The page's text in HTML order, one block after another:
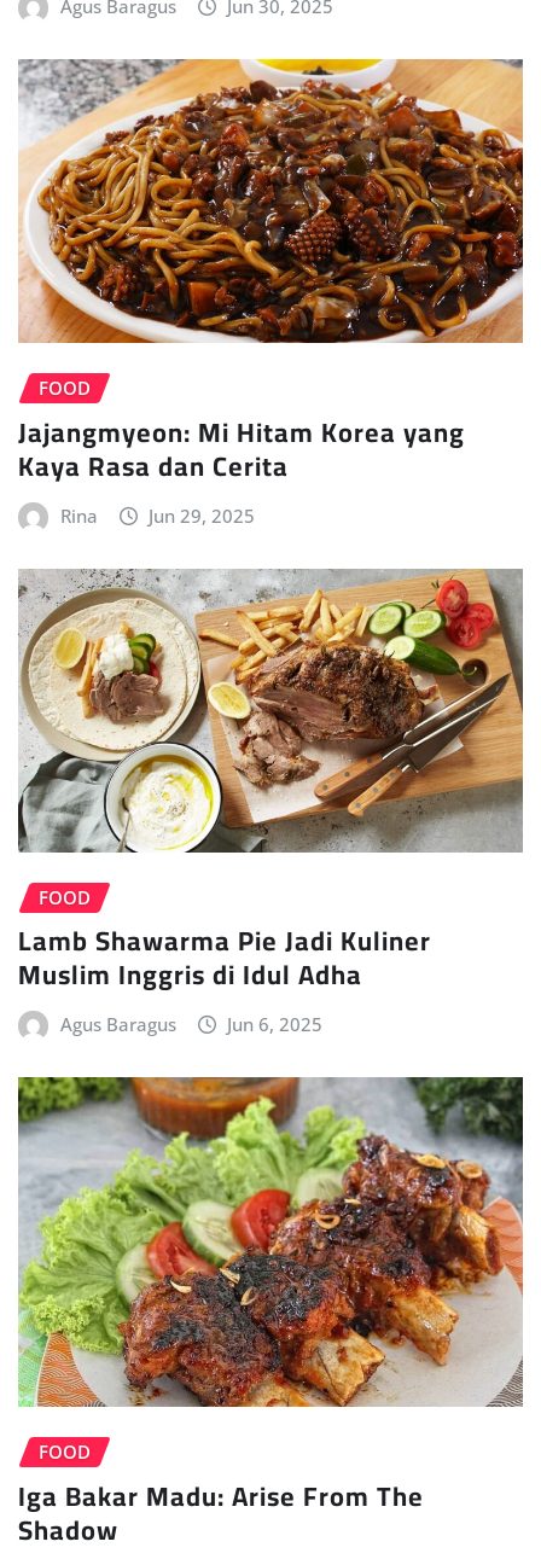
Agus Baragus Jun 30, 2025
FOOD
Jajangmyeon: Mi Hitam Korea yang
Kaya Rasa dan Cerita
Rina Jun 29, 2025
FOOD
Lamb Shawarma Pie Jadi Kuliner
Muslim Inggris di Idul Adha
Agus Baragus Jun 6, 2025
FOOD
Iga Bakar Madu: Arise From The
Shadow